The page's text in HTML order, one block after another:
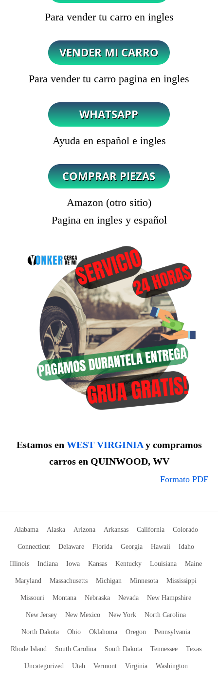
Para vender tu carro en ingles
Para vender tu carro pagina en ingles
Ayuda en español e ingles
Amazon (otro sitio)
Pagina en ingles y español
Estamos en WEST VIRGINIAy compramos
carros en QUINWOOD, WV
Formato PDF
Alabama Alaska Arizona Arkansas California Colorado
Connecticut Delaware Florida Georgia Hawaii Idaho
Illinois Indiana Iowa Kansas Kentucky Louisiana Maine
Maryland Massachusetts Michigan Minnesota Mississippi
Missouri Montana Nebraska Nevada New Hampshire
New Jersey New Mexico New York North Carolina
North Dakota Ohio Oklahoma Oregon Pennsylvania
Rhode Island South Carolina South Dakota Tennessee Texas
Uncategorized Utah Vermont Virginia Washington